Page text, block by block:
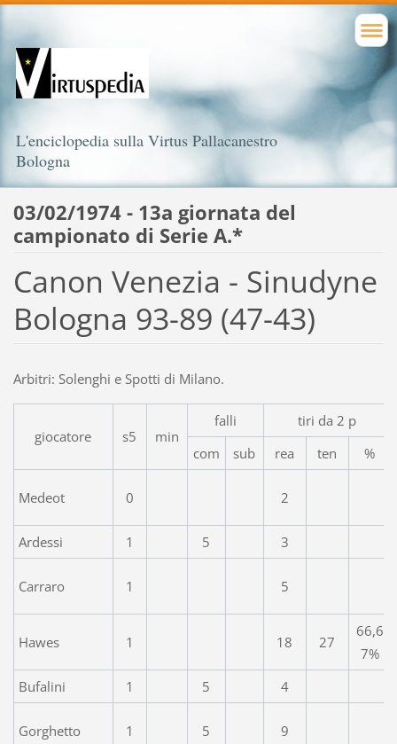
L'enciclopedia sulla Virtus Pallacanestro
Bologna
03/02/1974 - 13a giornata del
campionato di Serie A.*
Canon Venezia - Sinudyne
Bologna 93-89 (47-43)
Arbitri: Solenghi e Spotti di Milano.
giocatore s5 min
falli
tiri da 2 p
com
sub rea ten %
Medeot 0 2
Ardessi 1 5 3
Carraro 1 5
Hawes 1 18 27
66,6
7%
Bufalini
1 5 4
Gorghetto 1 5 9